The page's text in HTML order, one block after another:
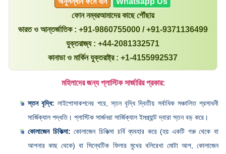
ফোন নম্বরআমাদের কাছে পৌঁছায়
ভারত ও আন্তর্জাতিক : +91-9860755000 / +91-9371136499
যুক্তরাজ্য : +44-2081332571
কানাডা ও মার্কিন যুক্তরাষ্ট্র : +1-4155992537
মহিলাদের জন্য প্লাস্টিক সার্জারির প্রকার:
স্তন বৃদ্ধি: লাইপোসাকশনের পরে, স্তন বৃদ্ধি দ্বিতীয় সর্বাধিক সঞ্চালিত প্রসাধনী
সার্জিক্যাল পদ্ধতি। প্লাস্টিক সার্জনরা সার্জিক্যাল ইমপ্ল্যান্ট দ্বারা স্তন বড় করে।
কোলাজেন চিকিত্সা:কোলাজেন চিকিত্সা চর্বি ব্যবহার করে (হয় একটি গরু থেকে বা
আপনার কাছ থেকে) বা সিন্থেটিক ফিলার মুখের বলিরেখা মোটা আপ, কোলাজেন